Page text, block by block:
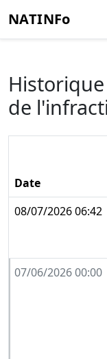
NATINFo
de
Date
08/07/2026 06:42
07/06/2026 00:00